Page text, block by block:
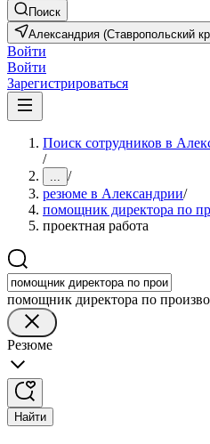
Поиск
Александрия (Ставропольский
Войти
Войти
Зарегистрироваться
Поиск сотрудников в
/
... /
резюме в Александрии/
помощник директора по
проектная работа
помощник директора по
Резюме
Найти